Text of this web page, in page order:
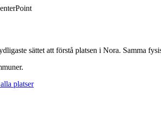
sättet att förstå platsen i Nora. Samma
platser